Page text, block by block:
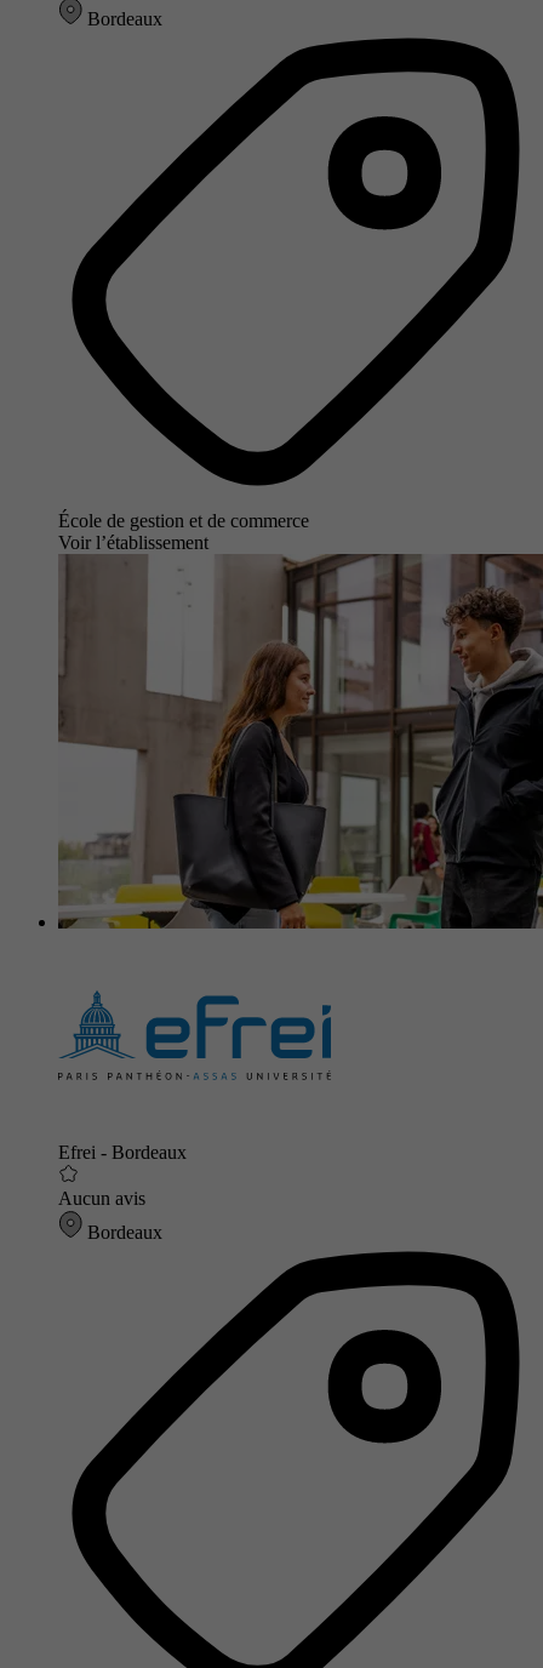
Bordeaux
École de gestion et de commerce
Voir l’établissement
Efrei - Bordeaux
Aucun avis
Bordeaux